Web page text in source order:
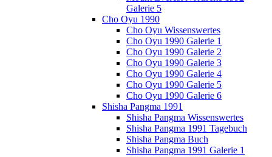
Galerie 5
Cho Oyu 1990
Cho Oyu Wissenswertes
Cho Oyu 1990 Galerie 1
Cho Oyu 1990 Galerie 2
Cho Oyu 1990 Galerie 3
Cho Oyu 1990 Galerie 4
Cho Oyu 1990 Galerie 5
Cho Oyu 1990 Galerie 6
Shisha Pangma 1991
Shisha Pangma Wissenswertes
Shisha Pangma 1991 Tagebuch
Shisha Pangma Buch
Shisha Pangma 1991 Galerie 1